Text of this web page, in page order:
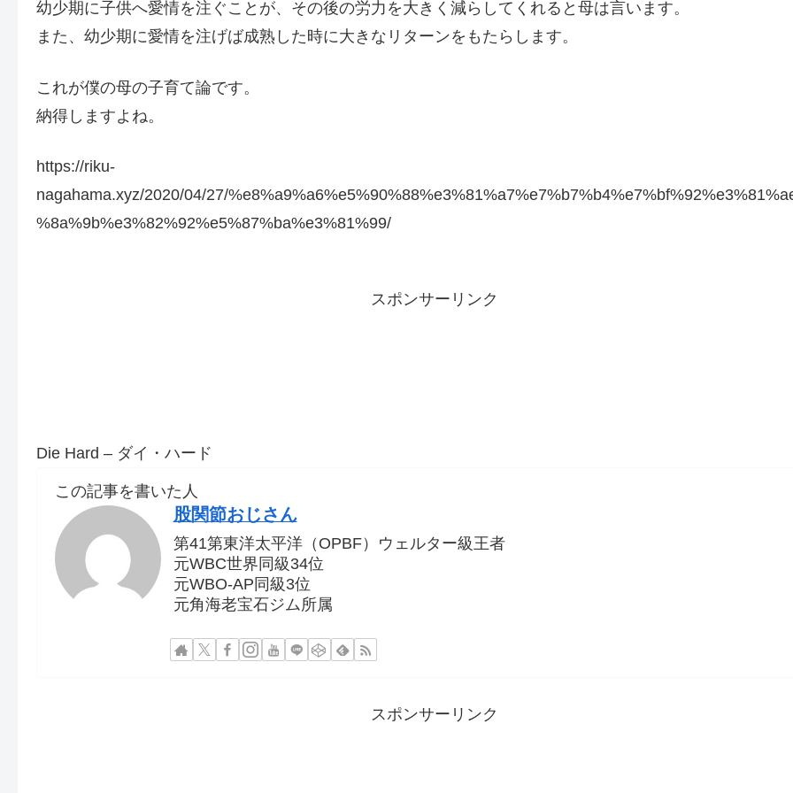
幼少期に子供へ愛情を注ぐことが、その後の労力を大きく減らしてくれると母は言います。
また、幼少期に愛情を注げば成熟した時に大きなリターンをもたらします。
これが僕の母の子育て論です。
納得しますよね。
https://riku-
nagahama.xyz/2020/04/27/
%8a%9b%e3%82%92%e5%87%ba%e3%81%99/
スポンサーリンク
Die Hard – ダイ・ハード
この記事を書いた人
股関節おじさん
第41第東洋太平洋（OPBF）ウェルター級王者
元WBC世界同級34位
元WBO-AP同級3位
元角海老宝石ジム所属
スポンサーリンク